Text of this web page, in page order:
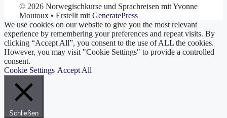
© 2026 Norwegischkurse und Sprachreisen mit Yvonne
Moutoux • Erstellt mit GeneratePress
We use cookies on our website to give you the most relevant
experience by remembering your preferences and repeat visits. By
clicking “Accept All”, you consent to the use of ALL the cookies.
However, you may visit "Cookie Settings" to provide a controlled
consent.
Cookie Settings Accept All
Schließen